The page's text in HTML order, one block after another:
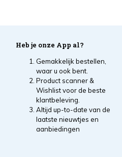
Heb je onze App al?
Gemakkelijk bestellen,
waar u ook bent.
Product scanner &
Wishlist voor de beste
klantbeleving.
Altijd up-to-date van de
laatste nieuwtjes en
aanbiedingen